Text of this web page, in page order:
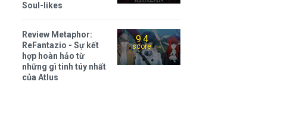
Soul-likes
9.4
score
Review Metaphor:
ReFantazio - Sự kết
hợp hoàn hảo từ
những gì tinh túy nhất
của Atlus